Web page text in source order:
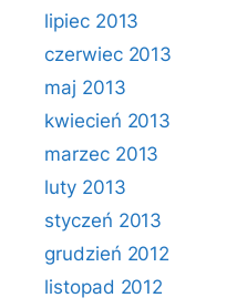
lipiec 2013
czerwiec 2013
maj 2013
kwiecień 2013
marzec 2013
luty 2013
styczeń 2013
grudzień 2012
listopad 2012